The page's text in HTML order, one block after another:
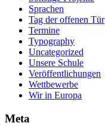
Sprachen
Tag der offenen Tür
Termine
Typography
Uncategorized
Unsere Schule
Veröffentlichungen
Wettbewerbe
Wir in Europa
Meta